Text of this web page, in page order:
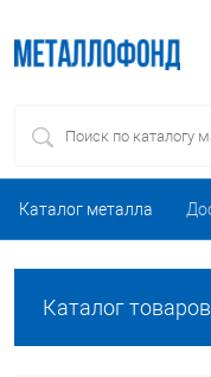
Каталог металла
Каталог товаров